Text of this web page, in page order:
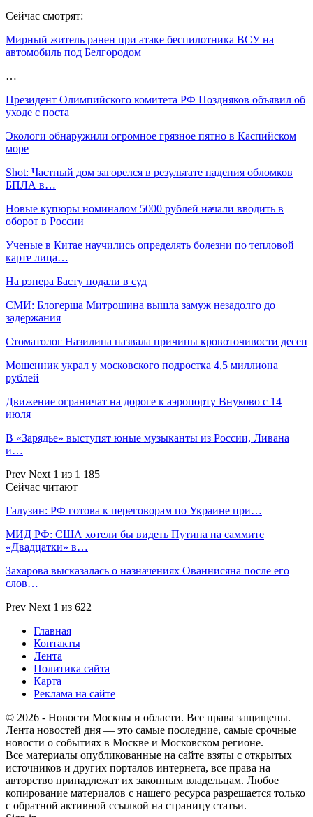
Сейчас смотрят:
Мирный житель ранен при атаке беспилотника ВСУ на
автомобиль под Белгородом
…
Президент Олимпийского комитета РФ Поздняков объявил об
уходе с поста
Экологи обнаружили огромное грязное пятно в Каспийском
море
Shot: Частный дом загорелся в результате падения обломков
БПЛА в…
Новые купюры номиналом 5000 рублей начали вводить в
оборот в России
Ученые в Китае научились определять болезни по тепловой
карте лица…
На рэпера Басту подали в суд
СМИ: Блогерша Митрошина вышла замуж незадолго до
задержания
Стоматолог Назилина назвала причины кровоточивости десен
Мошенник украл у московского подростка 4,5 миллиона
рублей
Движение ограничат на дороге к аэропорту Внуково с 14
июля
В «Зарядье» выступят юные музыканты из России, Ливана
и…
Prev Next 1 из 1 185
Сейчас читают
Галузин: РФ готова к переговорам по Украине при…
МИД РФ: США хотели бы видеть Путина на саммите
«Двадцатки» в…
Захарова высказалась о назначениях Ованнисяна после его
слов…
Prev Next 1 из 622
Главная
Контакты
Лента
Политика сайта
Карта
Реклама на сайте
© 2026 - Новости Москвы и области. Все права защищены.
Лента новостей дня — это самые последние, самые срочные
новости о событиях в Москве и Московском регионе.
Все материалы опубликованные на сайте взяты с открытых
источников и других порталов интернета, все права на
авторство принадлежат их законным владельцам. Любое
копирование материалов с нашего ресурса разрешается только
с обратной активной ссылкой на страницу статьи.